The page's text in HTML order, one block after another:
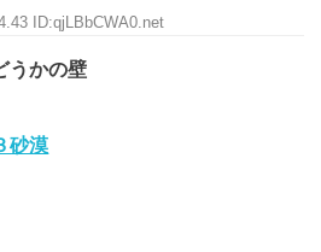
ID:qjLBbCWA0.net
うかの壁